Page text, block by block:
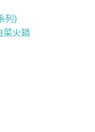
列)
菜火鍋